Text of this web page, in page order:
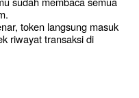
token langsung masuk
riwayat transaksi di